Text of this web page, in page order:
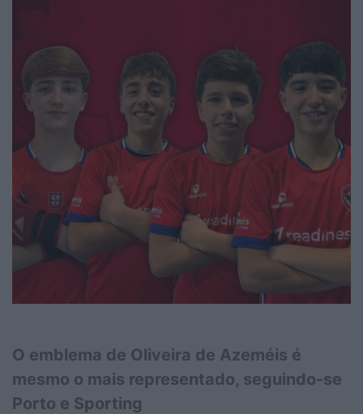
O emblema de Oliveira de Azeméis é
mesmo o mais representado, seguindo-se
Porto e Sporting